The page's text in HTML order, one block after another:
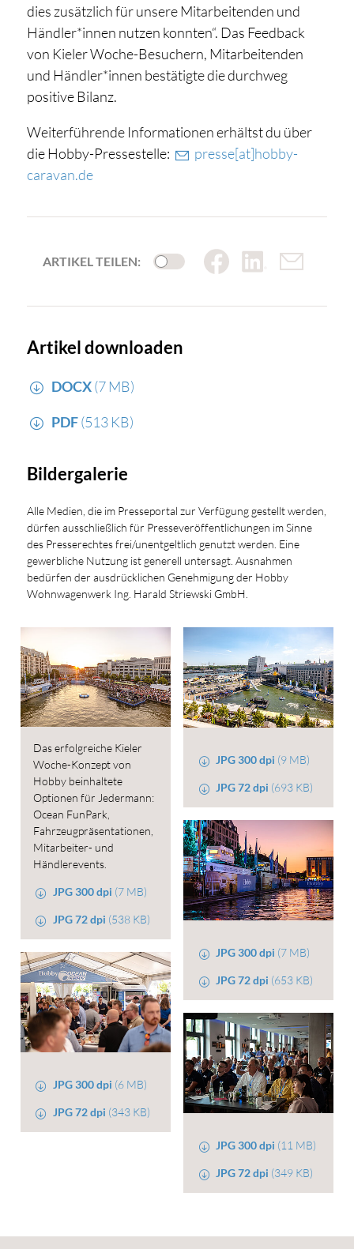
dies zusätzlich für unsere Mitarbeitenden und
Händler*innen nutzen konnten“. Das Feedback
von Kieler Woche-Besuchern, Mitarbeitenden
und Händler*innen bestätigte die durchweg
positive Bilanz.
Weiterführende Informationen erhältst du über
die Hobby-Pressestelle:
presse[at]hobby-
caravan.de
ARTIKEL TEILEN:
Artikel downloaden
DOCX(7 MB)
PDF(513 KB)
Bildergalerie
Alle Medien, die im Presseportal zur Verfügung gestellt werden,
dürfen ausschließlich für Presseveröffentlichungen im Sinne
des Presserechtes frei/unentgeltlich genutzt werden. Eine
gewerbliche Nutzung ist generell untersagt. Ausnahmen
bedürfen der ausdrücklichen Genehmigung der Hobby
Wohnwagenwerk Ing. Harald Striewski GmbH.
Das erfolgreiche Kieler
Woche-Konzept von
Hobby beinhaltete
Optionen für Jedermann:
Ocean FunPark,
Fahrzeugpräsentationen,
Mitarbeiter- und
Händlerevents.
JPG 300 dpi (7 MB)
JPG 72 dpi (538 KB)
JPG 300 dpi (9 MB)
JPG 72 dpi (693 KB)
JPG 300 dpi (7 MB)
JPG 72 dpi (653 KB)
JPG 300 dpi (6 MB)
JPG 72 dpi (343 KB)
JPG 300 dpi (11 MB)
JPG 72 dpi (349 KB)